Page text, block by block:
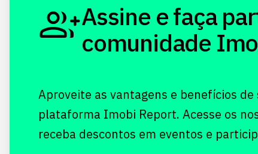
Assine e faça
comunidade
Aproveite as vantagens e benefícios
plataforma Imobi Report. Acesse os
receba descontos em eventos e